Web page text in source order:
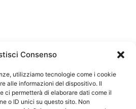
Consenso
utilizziamo tecnologie come i cookie
alle informazioni del dispositivo. Il
ci permetterà di elaborare dati come il
o ID unici su questo sito. Non
Degli Ordini dei Biologi:
80069130583